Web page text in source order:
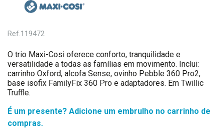
Ref.119472
O trio Maxi-Cosi oferece conforto, tranquilidade e
versatilidade a todas as famílias em movimento. Inclui:
carrinho Oxford, alcofa Sense, ovinho Pebble 360 Pro2,
base isofix FamilyFix 360 Pro e adaptadores. Em Twillic
Truffle.
É um presente? Adicione um embrulho no carrinho de
compras.